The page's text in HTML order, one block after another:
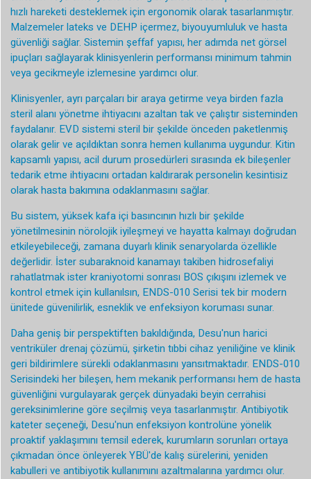
hızlı hareketi desteklemek için ergonomik olarak tasarlanmıştır.
Malzemeler lateks ve DEHP içermez, biyouyumluluk ve hasta
güvenliği sağlar. Sistemin şeffaf yapısı, her adımda net görsel
ipuçları sağlayarak klinisyenlerin performansı minimum tahmin
veya gecikmeyle izlemesine yardımcı olur.
Klinisyenler, ayrı parçaları bir araya getirme veya birden fazla
steril alanı yönetme ihtiyacını azaltan tak ve çalıştır sisteminden
faydalanır. EVD sistemi steril bir şekilde önceden paketlenmiş
olarak gelir ve açıldıktan sonra hemen kullanıma uygundur. Kitin
kapsamlı yapısı, acil durum prosedürleri sırasında ek bileşenler
tedarik etme ihtiyacını ortadan kaldırarak personelin kesintisiz
olarak hasta bakımına odaklanmasını sağlar.
Bu sistem, yüksek kafa içi basıncının hızlı bir şekilde
yönetilmesinin nörolojik iyileşmeyi ve hayatta kalmayı doğrudan
etkileyebileceği, zamana duyarlı klinik senaryolarda özellikle
değerlidir. İster subaraknoid kanamayı takiben hidrosefaliyi
rahatlatmak ister kraniyotomi sonrası BOS çıkışını izlemek ve
kontrol etmek için kullanılsın, ENDS-010 Serisi tek bir modern
ünitede güvenilirlik, esneklik ve enfeksiyon koruması sunar.
Daha geniş bir perspektiften bakıldığında, Desu'nun harici
ventriküler drenaj çözümü, şirketin tıbbi cihaz yeniliğine ve klinik
geri bildirimlere sürekli odaklanmasını yansıtmaktadır. ENDS-010
Serisindeki her bileşen, hem mekanik performansı hem de hasta
güvenliğini vurgulayarak gerçek dünyadaki beyin cerrahisi
gereksinimlerine göre seçilmiş veya tasarlanmıştır. Antibiyotik
kateter seçeneği, Desu'nun enfeksiyon kontrolüne yönelik
proaktif yaklaşımını temsil ederek, kurumların sorunları ortaya
çıkmadan önce önleyerek YBÜ'de kalış sürelerini, yeniden
kabulleri ve antibiyotik kullanımını azaltmalarına yardımcı olur.